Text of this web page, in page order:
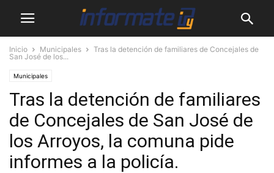
Inicio Municipales
Tras la detención de familiares de Concejales de
San José de los...
Municipales
Tras la detención de familiares
de Concejales de San José de
los Arroyos, la comuna pide
informes a la policía.